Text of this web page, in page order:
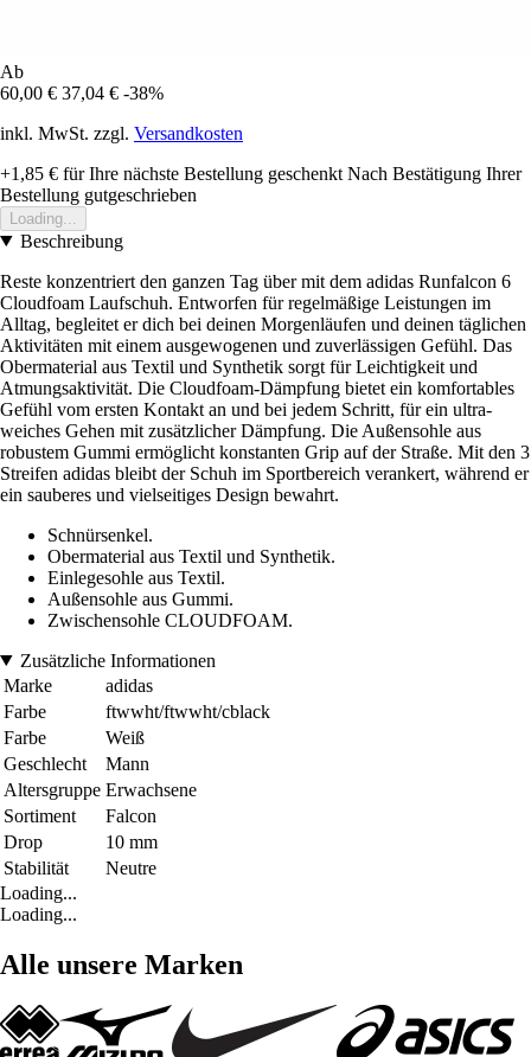
Ab
60,00 € 37,04 € -38%
inkl. MwSt. zzgl. Versandkosten
+1,85 € für Ihre nächste Bestellung geschenkt Nach Bestätigung Ihrer
Bestellung gutgeschrieben
Loading...
Beschreibung
Reste konzentriert den ganzen Tag über mit dem adidas Runfalcon 6
Cloudfoam Laufschuh. Entworfen für regelmäßige Leistungen im
Alltag, begleitet er dich bei deinen Morgenläufen und deinen täglichen
Aktivitäten mit einem ausgewogenen und zuverlässigen Gefühl. Das
Obermaterial aus Textil und Synthetik sorgt für Leichtigkeit und
Atmungsaktivität. Die Cloudfoam-Dämpfung bietet ein komfortables
Gefühl vom ersten Kontakt an und bei jedem Schritt, für ein ultra-
weiches Gehen mit zusätzlicher Dämpfung. Die Außensohle aus
robustem Gummi ermöglicht konstanten Grip auf der Straße. Mit den 3
Streifen adidas bleibt der Schuh im Sportbereich verankert, während er
ein sauberes und vielseitiges Design bewahrt.
Schnürsenkel.
Obermaterial aus Textil und Synthetik.
Einlegesohle aus Textil.
Außensohle aus Gummi.
Zwischensohle CLOUDFOAM.
Zusätzliche Informationen
Marke
adidas
Farbe
ftwwht/ftwwht/cblack
Farbe
Weiß
Geschlecht
Mann
Altersgruppe Erwachsene
Sortiment
Falcon
Drop
10 mm
Stabilität
Neutre
Loading...
Loading...
Alle unsere Marken